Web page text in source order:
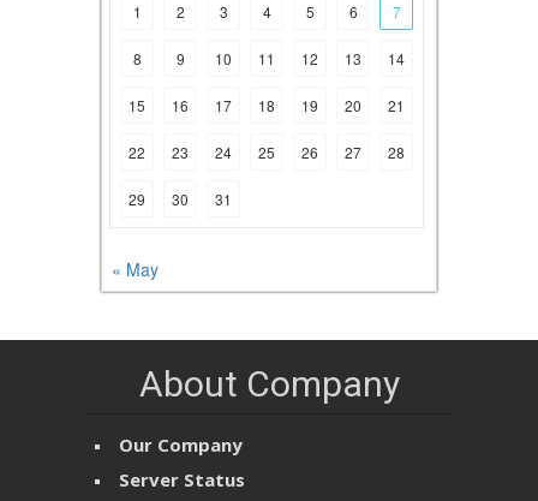
1 2 3 4 5 6 7
8 9 10 11 12 13 14
15 16 17 18 19 20 21
22 23 24 25 26 27 28
29 30 31
« May
About Company
Our Company
Server Status